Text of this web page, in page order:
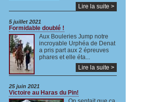
Lire la suite >
5 juillet 2021
Formidable doublé !
Aux Bouleries Jump notre
incroyable Urphéa de Denat
a pris part aux 2 épreuves
phares et elle éta...
Lire la suite >
25 juin 2021
Victoire au Haras du Pin!